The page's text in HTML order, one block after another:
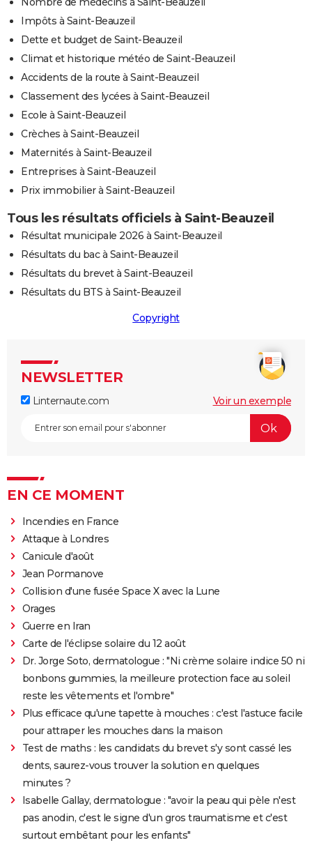
Impôts à Saint-Beauzeil
Dette et budget de Saint-Beauzeil
Climat et historique météo de Saint-Beauzeil
Accidents de la route à Saint-Beauzeil
Classement des lycées à Saint-Beauzeil
Ecole à Saint-Beauzeil
Crèches à Saint-Beauzeil
Maternités à Saint-Beauzeil
Entreprises à Saint-Beauzeil
Prix immobilier à Saint-Beauzeil
Tous les résultats officiels à Saint-Beauzeil
Résultat municipale 2026 à Saint-Beauzeil
Résultats du bac à Saint-Beauzeil
Résultats du brevet à Saint-Beauzeil
Résultats du BTS à Saint-Beauzeil
Copyright
NEWSLETTER
Linternaute.com Voir un exemple
EN CE MOMENT
Incendies en France
Attaque à Londres
Canicule d'août
Jean Pormanove
Collision d'une fusée Space X avec la Lune
Orages
Guerre en Iran
Carte de l'éclipse solaire du 12 août
Dr. Jorge Soto, dermatologue : "Ni crème solaire indice 50 ni
bonbons gummies, la meilleure protection face au soleil
reste les vêtements et l'ombre"
Plus efficace qu'une tapette à mouches : c'est l'astuce facile
pour attraper les mouches dans la maison
Test de maths : les candidats du brevet s'y sont cassé les
dents, saurez-vous trouver la solution en quelques
minutes ?
Isabelle Gallay, dermatologue : "avoir la peau qui pèle n'est
pas anodin, c'est le signe d'un gros traumatisme et c'est
surtout embêtant pour les enfants"